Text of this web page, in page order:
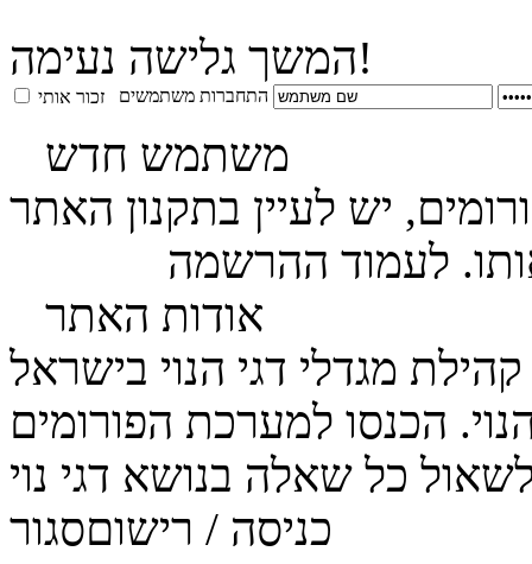
המשך גלישה נעימה!
התחברות משתמשים זכור אותי
משתמש חדש
יש לעיין בתקנון האתר
לעמוד ההרשמה
אודות האתר
הכנסו למערכת הפורומים
כניסה / רישוםסגור